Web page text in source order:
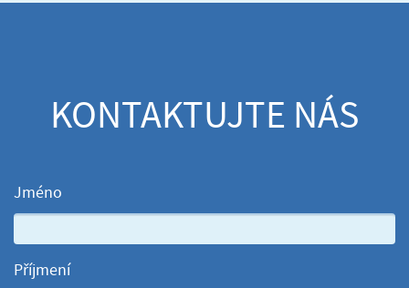
KONTAKTUJTE NÁS
Jméno
Příjmení